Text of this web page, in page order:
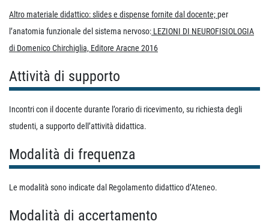
Altro materiale didattico: slides e dispense fornite dal docente; per
l’anatomia funzionale del sistema nervoso: LEZIONI DI NEUROFISIOLOGIA
di Domenico Chirchiglia, Editore Aracne 2016
Attività di supporto
Incontri con il docente durante l’orario di ricevimento, su richiesta degli
studenti, a supporto dell’attività didattica.
Modalità di frequenza
Le modalità sono indicate dal Regolamento didattico d’Ateneo.
Modalità di accertamento